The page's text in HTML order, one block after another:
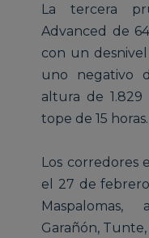
La tercera
Advanced de
con un
uno negativo
altura de
tope de 15 horas.
Los corredores
el 27 de
Maspalomas,
Garañón,